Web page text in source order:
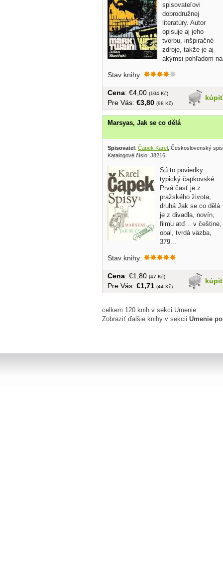
spisovateľovi
dobrodružnej
literatúry. Autor
opisuje aj jeho
tvorbu, inšpiračné
zdroje, takže je aj
akýmsi pohľadom na
Stav knihy:
kúpiť
Cena: €4,00 (104 Kč)
Pre Vás: €3,80 (98 Kč)
Marsyas, Jak se co dělá
Spisovatel : Čapek Karel
, Československý
Katalogové číslo: J8216
Sú to poviedky
typický čapkovské.
Prvá časť je z
pražského života,
druhá Jak se co dělá
je z divadla, novín,
filmu atď... v češtine,
obal, tvrdá väzba,
379...
Stav knihy:
kúpiť
Cena: €1,80 (47 Kč)
Pre Vás: €1,71 (44 Kč)
celkem 120 knih v sekci Umenie
Zobraziť ďalšie knihy v sekcii Umenie